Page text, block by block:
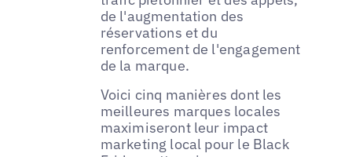
de l'augmentation des
réservations et du
renforcement de l'engagement
de la marque.
Voici cinq manières dont les
meilleures marques locales
maximiseront leur impact
marketing local pour le Black